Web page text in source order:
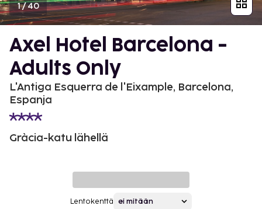
1/40
Axel Hotel Barcelona -
Adults Only
L'Antiga Esquerra de l'Eixample, Barcelona,
Espanja
Gràcia-katu lähellä
Lentokenttä